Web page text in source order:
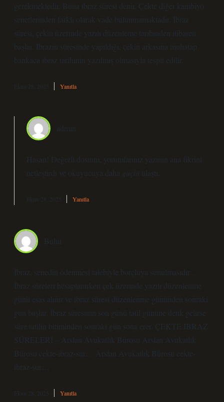
gerekmektedir. Buna ibraz süresi denir. Çekte diğer kambiyo
senetlerinden farklı olarak vade bulunmamaktadır. İbraz
süresi, çekin üzerinde yazılı düzenleme tarihinden itibaren
başlar. İbrazın süresinde yapıldığı, çekin arkasına muhatap
bankaca ibraz tarihinin yazılmış olmasıyla tespit edilir.
Ekim 28, 2025 Yanıtla
admin
Hasan! Değerli dostum, yorumlarınız yazının ana fikrini
netleştirdi ve okuyucuya daha güçlü ulaştı.
Ekim 28, 2025 Yanıtla
Bulut
İbraz, senedin ödenmesi talebiyle borçluya sunulmasıdır .
İbraz süreleri hesaplanırken çek üzerinde yazılı düzenlenme
günü esas alınır ve ibraz süresi düzenlenme gününden sonraki
gün başlar. İbraz süresinin son günü tatil gününe denk gelirse
süre tatilin bitiminden sonraki gün sona erer. ÇEKTE İBRAZ
SÜRELERİ – Arslan Avukatlık Bürosu Arslan Avukatlık
Bürosu cekte-ibraz-sur… Arslan Avukatlık Bürosu cekte-
ibraz-sur…
Ekim 28, 2025 Yanıtla